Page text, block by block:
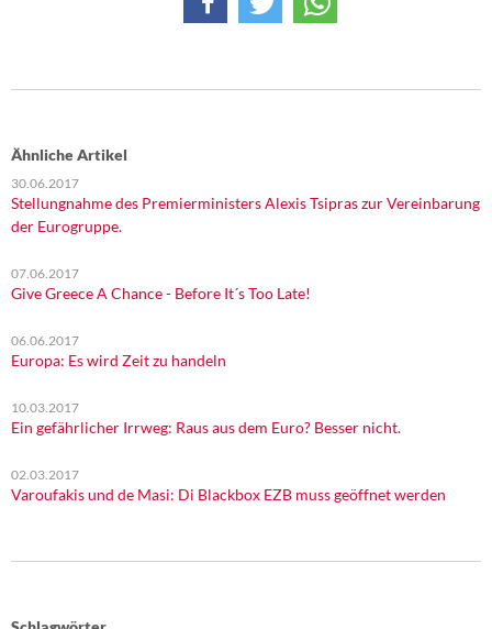
Ähnliche Artikel
30.06.2017
Stellungnahme des Premierministers Alexis Tsipras zur Vereinbarung
der Eurogruppe.
07.06.2017
Give Greece A Chance - Before It´s Too Late!
06.06.2017
Europa: Es wird Zeit zu handeln
10.03.2017
Ein gefährlicher Irrweg: Raus aus dem Euro? Besser nicht.
02.03.2017
Varoufakis und de Masi: Di Blackbox EZB muss geöffnet werden